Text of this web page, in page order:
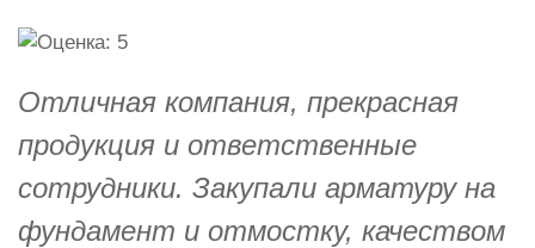
Отличная компания, прекрасная
продукция и ответственные
сотрудники. Закупали арматуру на
фундамент и отмостку, качеством